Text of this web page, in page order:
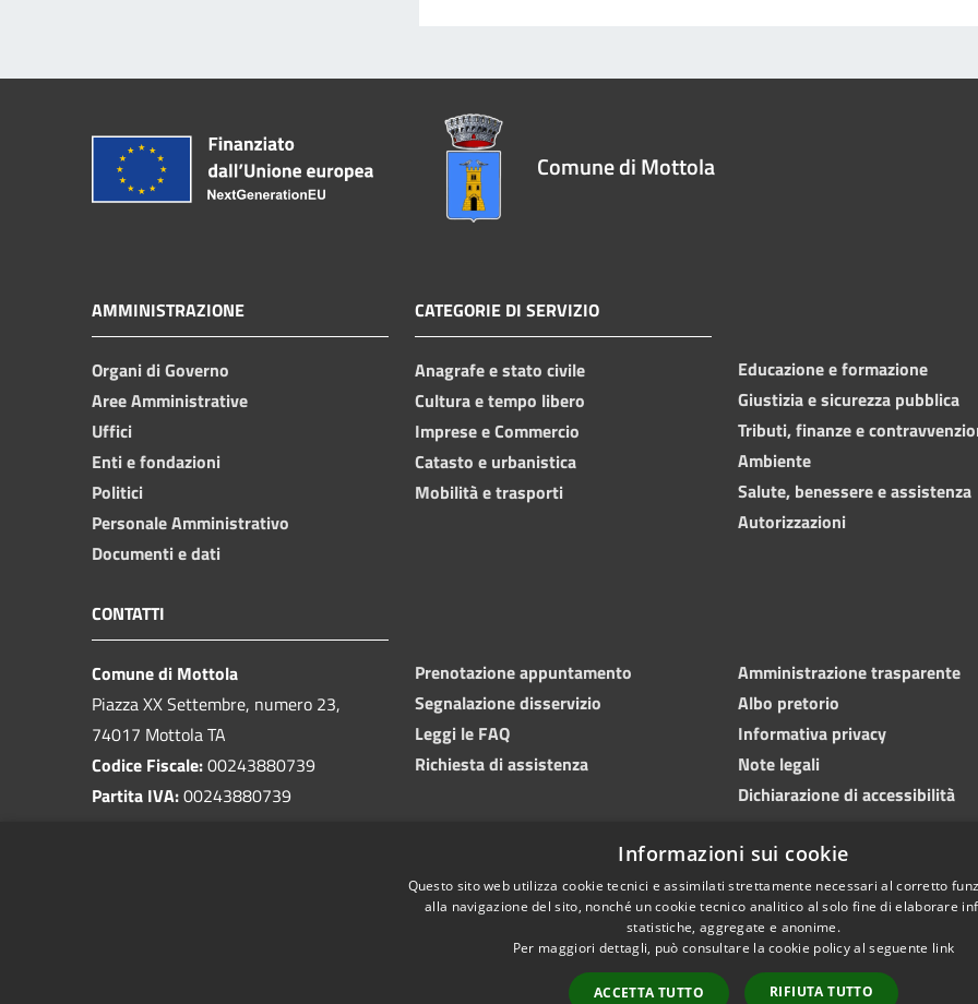
Comune di Mottola
AMMINISTRAZIONE
Organi di Governo
Aree Amministrative
Uffici
Enti e fondazioni
Politici
Personale Amministrativo
Documenti e dati
CATEGORIE DI SERVIZIO
Anagrafe e stato civile
Cultura e tempo libero
Imprese e Commercio
Catasto e urbanistica
Mobilità e trasporti
Educazione e formazione
Giustizia e sicurezza pubblica
Tributi, finanze e
Ambiente
Salute, benessere e assistenza
Autorizzazioni
CONTATTI
Comune di Mottola
Piazza XX Settembre, numero 23,
74017 Mottola TA
Codice Fiscale:00243880739
Partita IVA:00243880739
Prenotazione appuntamento
Segnalazione disservizio
Leggi le FAQ
Richiesta di assistenza
Amministrazione trasparente
Albo pretorio
Informativa privacy
Note legali
Dichiarazione di accessibilità
Informazioni sui cookie
Questo sito web utilizza cookie tecnici e assimilati strettamente necessari al corretto
alla navigazione del sito, nonché un cookie tecnico analitico al solo fine di elaborare
statistiche, aggregate e anonime.
Per maggiori dettagli, può consultare la cookie policy al seguente link
ACCETTA TUTTO RIFIUTA TUTTO